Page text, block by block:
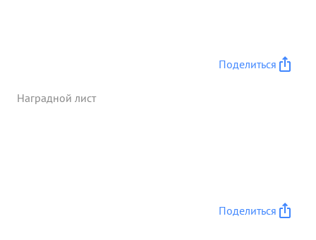
вив силы штаба и тыла, полковник ЯСТРЕБОВ
боях всем необходимым. Получив задачу на
Поделиться
Наградной лист
Поделиться